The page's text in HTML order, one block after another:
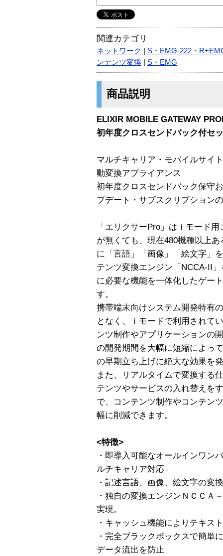
関連カテゴリ
ネットワーク
S・EMG-222・
ンテンツ変換
S・EMG
商品説明
ELIXIR MOBILE GATEWAY
初年度クロスセンドバック付セ
マルチキャリア・モバイルサイ
動変換アプライアンス
初年度クロスセンドバック保守
プデート・サブスクリプション
「エリクサーPro」はｉモード
が無くても、現在480機種以上
に「言語」「画像」「絵文字」
テンツ変換エンジン「NCCA-II
に必要な機能を一体化したゲー
す。
携帯端末向けシステム開発特有
となく、ｉモードで利用されて
ンツ制作やアプリケーションの
の開発期間を大幅に短縮によっ
の早期立ち上げに絶大な効果を
また、リアルタイムで変換する
テンツやサービスの入れ替えを
で、コンテンツ制作やコンテン
幅に削減できます。
<特徴>
・即導入可能なオールインワン
ルチキャリア対応
・記述言語、画像、絵文字の変
・独自の変換エンジンＮＣＣＡ
実現。
・キャッシュ機能によりテキス
・完全ブラックボックスで簡単
データ流出を防止